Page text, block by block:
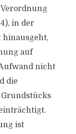
Verordnung
in der
hinausgeht,
auf
nicht
die
ist